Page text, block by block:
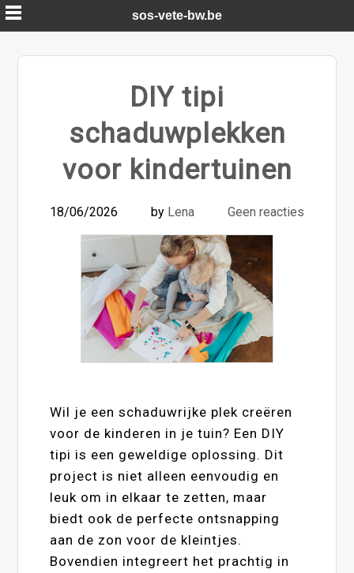
Skip
to
content
sos-vete-bw.be
DIY tipi
schaduwplekken
voor kindertuinen
18/06/2026 by Lena Geen reacties
Wil je een schaduwrijke plek creëren
voor de kinderen in je tuin? Een DIY
tipi is een geweldige oplossing. Dit
project is niet alleen eenvoudig en
leuk om in elkaar te zetten, maar
biedt ook de perfecte ontsnapping
aan de zon voor de kleintjes.
Bovendien integreert het prachtig in